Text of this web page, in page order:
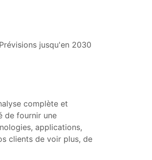
jusqu'en 2030
complète et
de fournir une
applications,
clients de voir plus, de